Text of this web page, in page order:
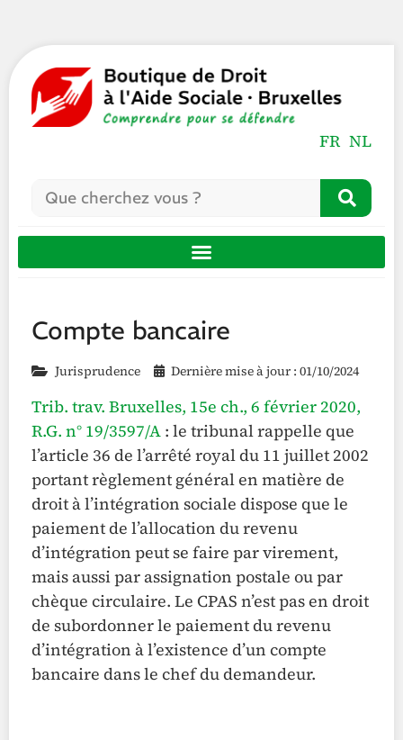
FR NL
Compte bancaire
Jurisprudence Dernière mise à jour : 01/10/2024
Trib. trav. Bruxelles, 15e ch., 6 février 2020,
R.G. n° 19/3597/A : le tribunal rappelle que
l’article 36 de l’arrêté royal du 11 juillet 2002
portant règlement général en matière de
droit à l’intégration sociale dispose que le
paiement de l’allocation du revenu
d’intégration peut se faire par virement,
mais aussi par assignation postale ou par
chèque circulaire. Le CPAS n’est pas en droit
de subordonner le paiement du revenu
d’intégration à l’existence d’un compte
bancaire dans le chef du demandeur.